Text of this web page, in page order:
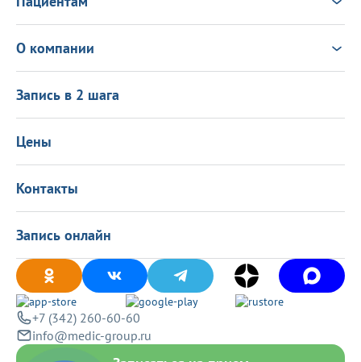
Консультация Онлайн
Выезд врача на дом
Новости
Политика в области качества
Подарочные сертификаты
Программа лояльности
О компании
Информация для пациентов
Лицензиии
Вакансии
Политика конфиденциальности
Запись в 2 шага
Цены
Контакты
Запись онлайн
+7 (342) 260-60-60
info@medic-group.ru